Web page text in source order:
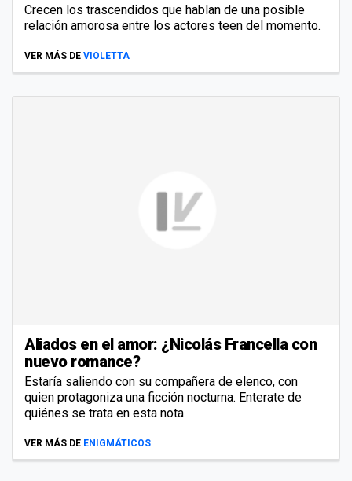
Crecen los trascendidos que hablan de una posible
relación amorosa entre los actores teen del momento.
VER MÁS DE VIOLETTA
Aliados en el amor: ¿Nicolás Francella con
nuevo romance?
Estaría saliendo con su compañera de elenco, con
quien protagoniza una ficción nocturna. Enterate de
quiénes se trata en esta nota.
VER MÁS DE ENIGMÁTICOS